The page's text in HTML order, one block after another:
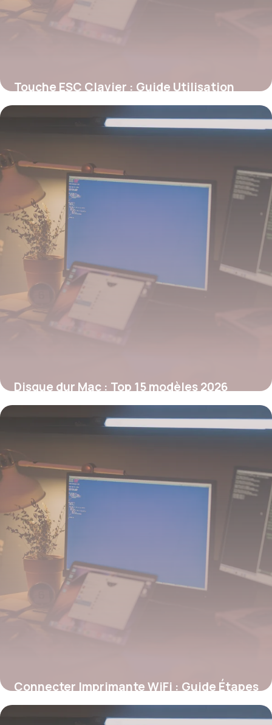
Touche ESC Clavier : Guide Utilisation
2026
Disque dur Mac : Top 15 modèles 2026
29 mai 2026
Connecter Imprimante WiFi : Guide Étapes
28 mai 2026